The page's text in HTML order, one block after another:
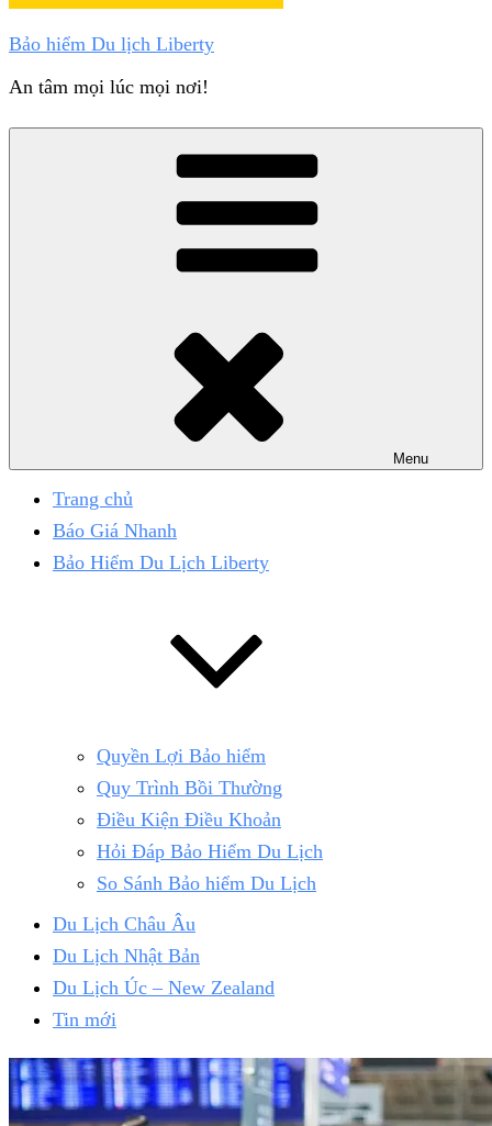
Bảo hiểm Du lịch Liberty
An tâm mọi lúc mọi nơi!
Menu
Trang chủ
Báo Giá Nhanh
Bảo Hiểm Du Lịch Liberty
Quyền Lợi Bảo hiểm
Quy Trình Bồi Thường
Điều Kiện Điều Khoản
Hỏi Đáp Bảo Hiểm Du Lịch
So Sánh Bảo hiểm Du Lịch
Du Lịch Châu Âu
Du Lịch Nhật Bản
Du Lịch Úc – New Zealand
Tin mới